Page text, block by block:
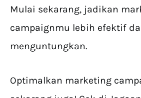
Mulai sekarang, jadikan
campaignmu lebih efektif
menguntungkan.
Optimalkan marketing